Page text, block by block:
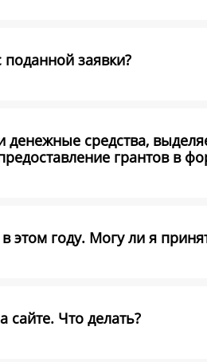
поданной заявки?
денежные средства,
грантов в
этом году. Могу ли я
сайте. Что делать?